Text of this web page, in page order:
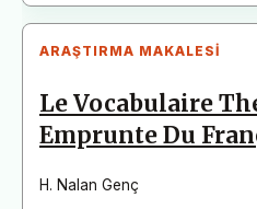
ARAŞTIRMA MAKALESI
Le Vocabulaire
Emprunte Du
H. Nalan Genç